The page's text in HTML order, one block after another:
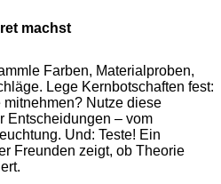
machst
Farben, Materialproben,
Lege Kernbotschaften fest:
Nutze diese
Entscheidungen – vom
Und: Teste! Ein
Freunden zeigt, ob Theorie